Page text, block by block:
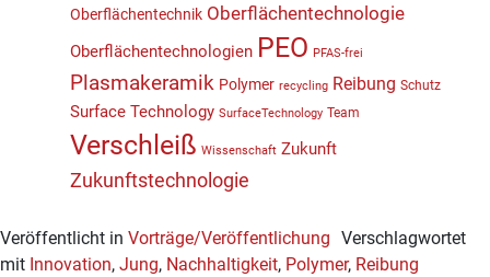
Oberflächentechnik Oberflächentechnologie
Oberflächentechnologien PEO PFAS-frei
Plasmakeramik Polymer recycling Reibung Schutz
Surface Technology SurfaceTechnology Team
Verschleiß Wissenschaft Zukunft
Zukunftstechnologie
Veröffentlicht in Vorträge/Veröffentlichung Verschlagwortet
mit Innovation, Jung, Nachhaltigkeit, Polymer, Reibung